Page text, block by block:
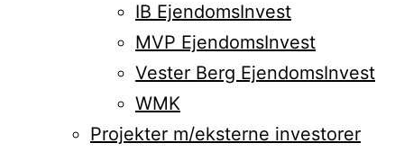
IB EjendomsInvest
MVP EjendomsInvest
Vester Berg EjendomsInvest
WMK
Projekter m/eksterne investorer